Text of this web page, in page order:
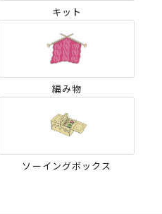
キット
編み物
ソーイングボックス